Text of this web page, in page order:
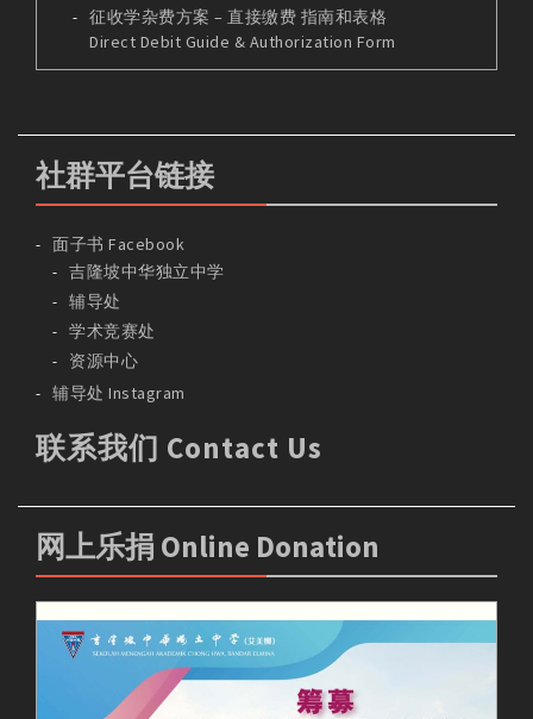
征收学杂费方案 – 直接缴费 指南和表格
Direct Debit Guide & Authorization Form
社群平台链接
面子书 Facebook
吉隆坡中华独立中学
辅导处
学术竞赛处
资源中心
辅导处 Instagram
联系我们 Contact Us
网上乐捐 Online Donation